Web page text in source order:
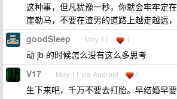
这种事，但凡犹豫一秒，你就会牢牢定
崖勒马，不要在渣男的道路上越走越远，
goodSleep May 11 1
动 jb 的时候怎么没有这么多思考
V17 May 11 via Android 1
生下来吧，千万不要去打胎。早结婚早